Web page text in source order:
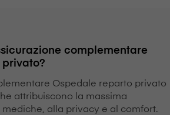
complementare
Ospedale reparto privato
attribuiscono la massima
alla privacy e al comfort.